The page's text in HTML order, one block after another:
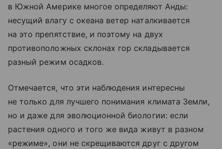
в Южной Америке многое определяют Анды:
несущий влагу с океана ветер наталкивается
на это препятствие, и поэтому на двух
противоположных склонах гор складывается
разный режим осадков.
Отмечается, что эти наблюдения интересны
не только для лучшего понимания климата Земли,
но и даже для эволюционной биологии: если
растения одного и того же вида живут в разном
«режиме», они не скрещиваются друг с другом